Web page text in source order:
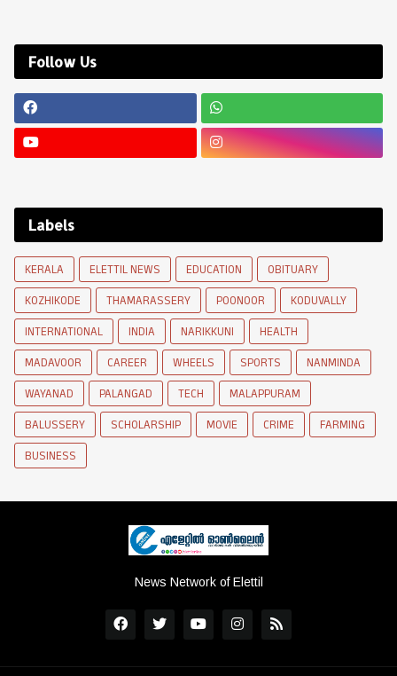
Follow Us
Labels
KERALA ELETTIL NEWS EDUCATION
OBITUARY
KOZHIKODE
THAMARASSERY POONOOR
KODUVALLY
INTERNATIONAL
INDIA NARIKKUNI
HEALTH
MADAVOOR
CAREER WHEELS SPORTS
NANMINDA
WAYANAD
PALANGAD TECH
MALAPPURAM
BALUSSERY
SCHOLARSHIP MOVIE CRIME
FARMING
BUSINESS
News Network of Elettil